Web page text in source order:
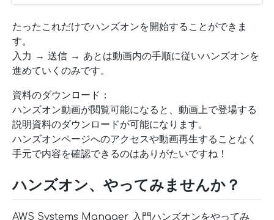
たったこれだけでハンズオンを開始することができま
す。
入力 → 送信 → あとは動画内の手順に従いハンズオンを
進めていくのみです。
資料のダウンロード：
ハンズオン動画が閲覧可能になると、動画上で登場する
説明資料のダウンロードが可能になります。
ハンズオンページへのアクセスや動画再生することなく
手元で内容を確認できるのはありがたいですね！
ハンズオン、やってみませんか？
AWS Systems Manager 入門ハンズオンをやってみ